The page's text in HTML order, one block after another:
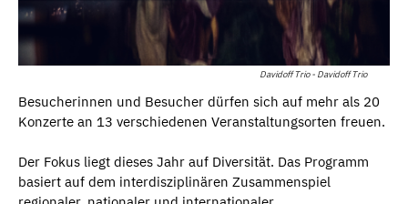
Davidoff Trio - Davidoff Trio
Besucherinnen und Besucher dürfen sich auf mehr als 20
Konzerte an 13 verschiedenen Veranstaltungsorten freuen.
Der Fokus liegt dieses Jahr auf Diversität. Das Programm
basiert auf dem interdisziplinären Zusammenspiel